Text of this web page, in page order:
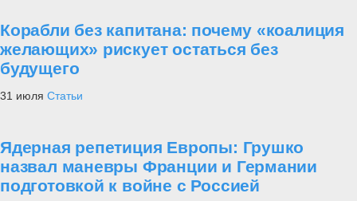
Корабли без капитана: почему «коалиция
желающих» рискует остаться без
будущего
31 июля Статьи
Ядерная репетиция Европы: Грушко
назвал маневры Франции и Германии
подготовкой к войне с Россией